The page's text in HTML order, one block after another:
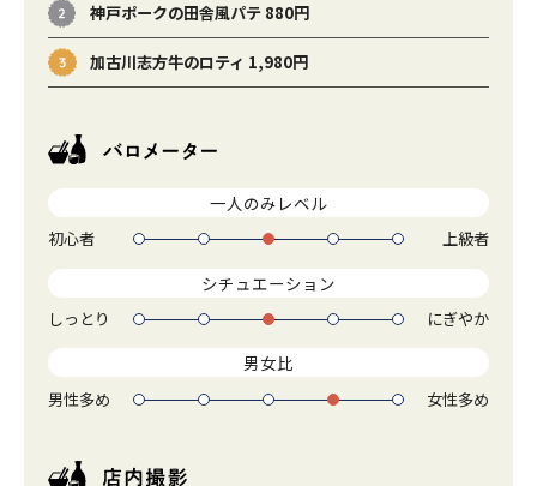
神戸ポークの田舎風パテ 880円
加古川志方牛のロティ 1,980円
一人のみレベル
初心者 1 2 3 4 5 上級者
シチュエーション
しっとり 1 2 3 4 5 にぎやか
男女比
男性多め 1 2 3 4 5 女性多め